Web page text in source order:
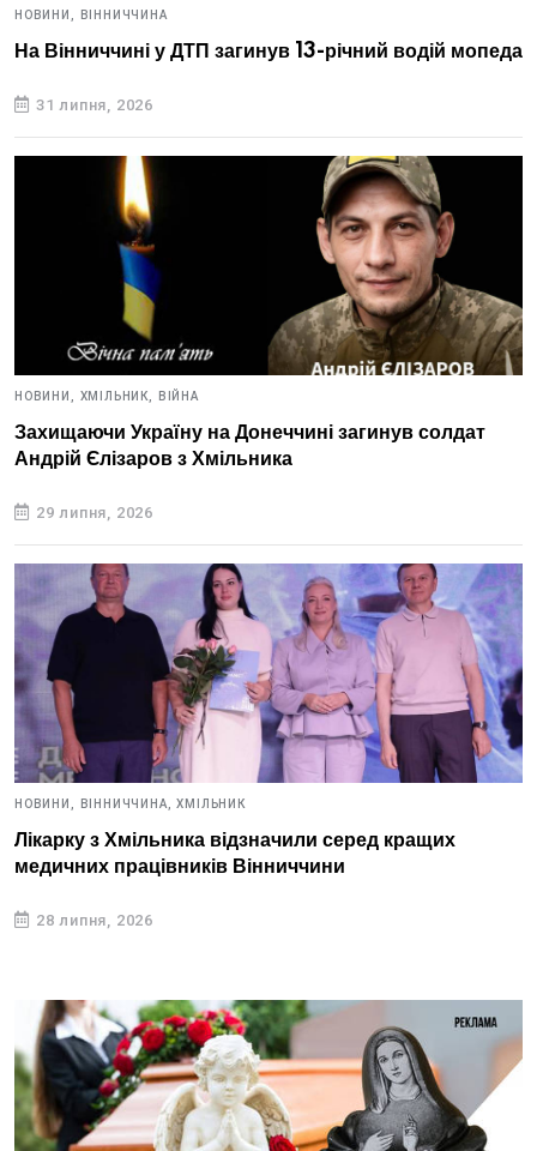
НОВИНИ, ВІННИЧЧИНА
На Вінниччині у ДТП загинув 13-річний водій мопеда
31 липня, 2026
НОВИНИ, ХМІЛЬНИК, ВІЙНА
Захищаючи Україну на Донеччині загинув солдат
Андрій Єлізаров з Хмільника
29 липня, 2026
НОВИНИ, ВІННИЧЧИНА, ХМІЛЬНИК
Лікарку з Хмільника відзначили серед кращих
медичних працівників Вінниччини
28 липня, 2026